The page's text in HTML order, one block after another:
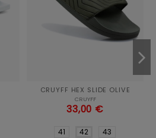
CRUYFF HEX SLIDE OLIVE
CRUYFF
33,00 €
41 42 43